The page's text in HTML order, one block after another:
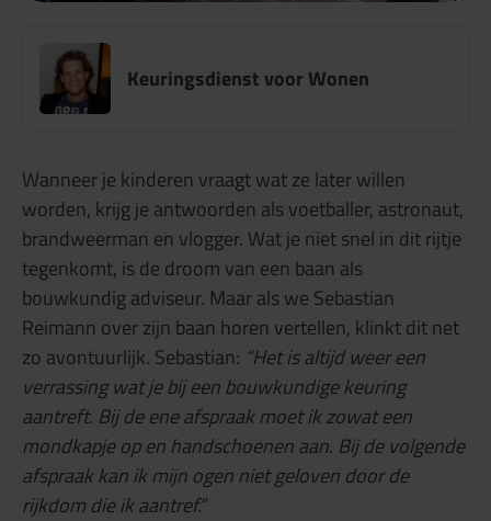
Keuringsdienst voor Wonen
Wanneer je kinderen vraagt wat ze later willen
worden, krijg je antwoorden als voetballer, astronaut,
brandweerman en vlogger. Wat je niet snel in dit rijtje
tegenkomt, is de droom van een baan als
bouwkundig adviseur. Maar als we Sebastian
Reimann over zijn baan horen vertellen, klinkt dit net
zo avontuurlijk. Sebastian: “Het is altijd weer een
verrassing wat je bij een bouwkundige keuring
aantreft. Bij de ene afspraak moet ik zowat een
mondkapje op en handschoenen aan. Bij de volgende
afspraak kan ik mijn ogen niet geloven door de
rijkdom die ik aantref.”